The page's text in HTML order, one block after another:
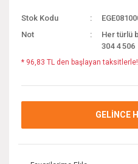
Stok Kodu
Not
Her türlü
304 4 506
* 96,83 TL den başlayan
GELİNCE